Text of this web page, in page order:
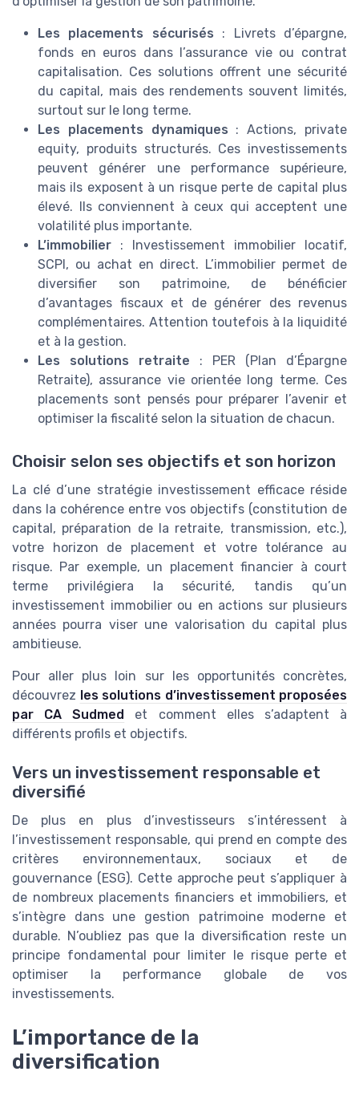
Les placements sécurisés : Livrets d’épargne,
fonds en euros dans l’assurance vie ou contrat
capitalisation. Ces solutions offrent une sécurité
du capital, mais des rendements souvent limités,
surtout sur le long terme.
Les placements dynamiques : Actions, private
equity, produits structurés. Ces investissements
peuvent générer une performance supérieure,
mais ils exposent à un risque perte de capital plus
élevé. Ils conviennent à ceux qui acceptent une
volatilité plus importante.
L’immobilier : Investissement immobilier locatif,
SCPI, ou achat en direct. L’immobilier permet de
diversifier son patrimoine, de bénéficier
d’avantages fiscaux et de générer des revenus
complémentaires. Attention toutefois à la liquidité
et à la gestion.
Les solutions retraite : PER (Plan d’Épargne
Retraite), assurance vie orientée long terme. Ces
placements sont pensés pour préparer l’avenir et
optimiser la fiscalité selon la situation de chacun.
Choisir selon ses objectifs et son horizon
La clé d’une stratégie investissement efficace réside
dans la cohérence entre vos objectifs (constitution de
capital, préparation de la retraite, transmission, etc.),
votre horizon de placement et votre tolérance au
risque. Par exemple, un placement financier à court
terme privilégiera la sécurité, tandis qu’un
investissement immobilier ou en actions sur plusieurs
années pourra viser une valorisation du capital plus
ambitieuse.
Pour aller plus loin sur les opportunités concrètes,
découvrez les solutions d’investissement proposées
par CA Sudmed et comment elles s’adaptent à
différents profils et objectifs.
Vers un investissement responsable et
diversifié
De plus en plus d’investisseurs s’intéressent à
l’investissement responsable, qui prend en compte des
critères environnementaux, sociaux et de
gouvernance (ESG). Cette approche peut s’appliquer à
de nombreux placements financiers et immobiliers, et
s’intègre dans une gestion patrimoine moderne et
durable. N’oubliez pas que la diversification reste un
principe fondamental pour limiter le risque perte et
optimiser la performance globale de vos
investissements.
L’importance de la
diversification